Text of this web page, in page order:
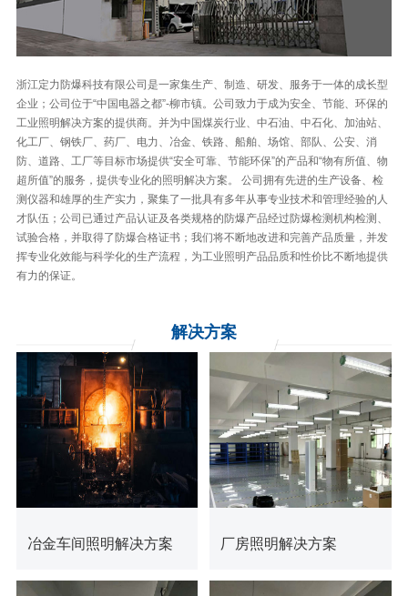
浙江定力防爆科技有限公司是一家集生产、制造、研发、服务于一体的成长型
企业；公司位于“中国电器之都”-柳市镇。公司致力于成为安全、节能、环保的
工业照明解决方案的提供商。并为中国煤炭行业、中石油、中石化、加油站、
化工厂、钢铁厂、药厂、电力、冶金、铁路、船舶、场馆、部队、公安、消
防、道路、工厂等目标市场提供“安全可靠、节能环保”的产品和“物有所值、物
超所值”的服务，提供专业化的照明解决方案。 公司拥有先进的生产设备、检
测仪器和雄厚的生产实力，聚集了一批具有多年从事专业技术和管理经验的人
才队伍；公司已通过产品认证及各类规格的防爆产品经过防爆检测机构检测、
试验合格，并取得了防爆合格证书；我们将不断地改进和完善产品质量，并发
挥专业化效能与科学化的生产流程，为工业照明产品品质和性价比不断地提供
有力的保证。
解决方案
冶金车间照明解决方案
查看更多
厂房照明解决方案